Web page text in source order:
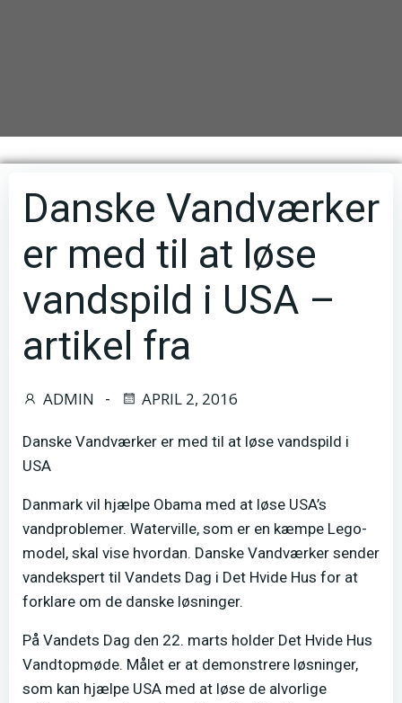
Danske Vandværker
er med til at løse
vandspild i USA –
artikel fra
ADMIN - APRIL 2, 2016
Danske Vandværker er med til at løse vandspild i
USA
Danmark vil hjælpe Obama med at løse USA’s
vandproblemer. Waterville, som er en kæmpe Lego-
model, skal vise hvordan. Danske Vandværker sender
vandekspert til Vandets Dag i Det Hvide Hus for at
forklare om de danske løsninger.
På Vandets Dag den 22. marts holder Det Hvide Hus
Vandtopmøde. Målet er at demonstrere løsninger,
som kan hjælpe USA med at løse de alvorlige